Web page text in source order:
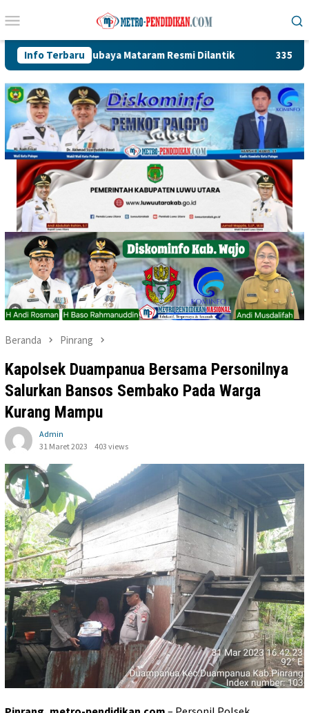
ke
Mobile
Info Terbaru
Mataram Resmi Dilantik 335 Lods Milik
Beranda Pinrang
Kapolsek Duampanua Bersama Personilnya
Salurkan Bansos Sembako Pada Warga
Kurang Mampu
Admin
31 Maret 2023
403 views